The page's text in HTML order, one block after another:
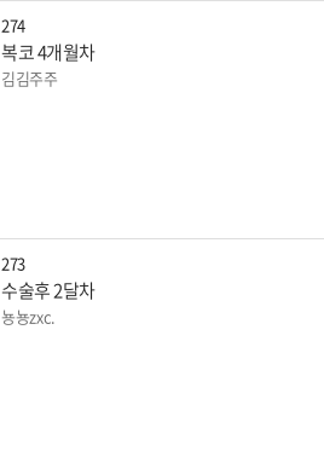
274
복코 4개월차
김김주주
273
수술후 2달차
뇽뇽zxc.